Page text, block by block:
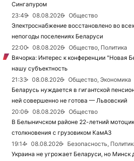
Сингапуром
23:49
08.08.2026
Общество
Электроснабжение восстановлено во
непогоды поселениях Беларуси
22:00
08.08.2026
Общество, Политика
Вячорка: Интерес к конференции "Новая
нашу субъектность
21:33
08.08.2026
Общество, Экономика
Беларусь нуждается в гигантской
ней совершенно не готова — Львовский
20:06
08.08.2026
Общество
В Белыничском районе 22-летний
столкновения с грузовиком КамАЗ
19:14
08.08.2026
Безопасность,
Украина не угрожает Беларуси, но Минск